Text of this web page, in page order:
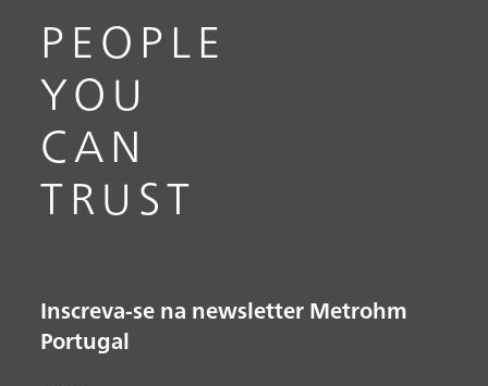
PEOPLE
YOU
CAN
TRUST
Inscreva-se na newsletter Metrohm
Portugal